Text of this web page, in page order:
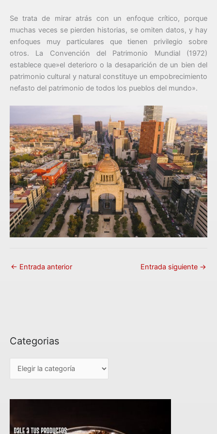
Se trata de mirar atrás con un enfoque crítico, porque
muchas veces se pierden historias, se omiten datos, y hay
enfoques muy particulares que tienen privilegio sobre
otros. La Convención del Patrimonio Mundial (1972)
establece que»el deterioro o la desaparición de un bien del
patrimonio cultural y natural constituye un empobrecimiento
nefasto del patrimonio de todos los pueblos del mundo».
← Entrada anterior Entrada siguiente →
Categorias
C
r